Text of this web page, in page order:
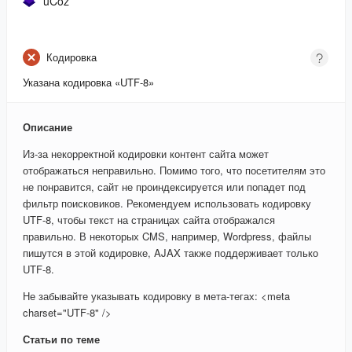
Кодировка
Указана кодировка «UTF-8»
Описание
Из-за некорректной кодировки контент сайта может
отображаться неправильно. Помимо того, что посетителям это
не понравится, сайт не проиндексируется или попадет под
фильтр поисковиков. Рекомендуем использовать кодировку
UTF-8, чтобы текст на страницах сайта отображался
правильно. В некоторых CMS, например, Wordpress, файлы
пишутся в этой кодировке, AJAX также поддерживает только
UTF-8.
Не забывайте указывать кодировку в мета-тегах: <meta
charset="UTF-8" />
Статьи по теме